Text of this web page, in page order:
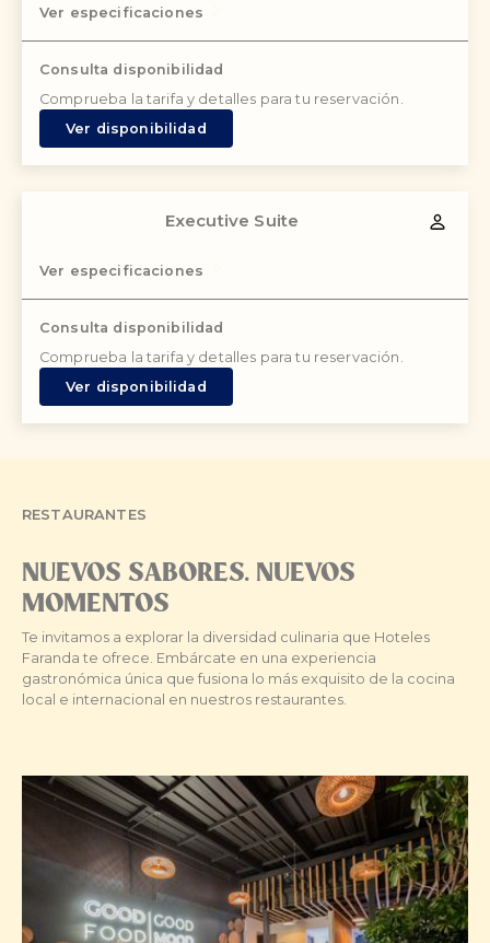
Ver especificaciones
Consulta disponibilidad
Comprueba la tarifa y detalles para tu reservación.
Ver disponibilidad
Executive Suite
Ver especificaciones
Consulta disponibilidad
Comprueba la tarifa y detalles para tu reservación.
Ver disponibilidad
RESTAURANTES
NUEVOS SABORES. NUEVOS
MOMENTOS
Te invitamos a explorar la diversidad culinaria que Hoteles
Faranda te ofrece. Embárcate en una experiencia
gastronómica única que fusiona lo más exquisito de la cocina
local e internacional en nuestros restaurantes.